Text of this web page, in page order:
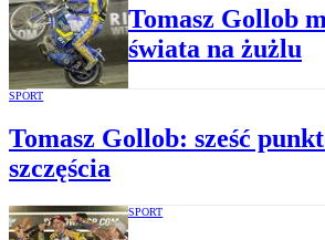
Tomasz Gollob
świata na żużlu
SPORT
Tomasz Gollob: sześć
szczęścia
SPORT